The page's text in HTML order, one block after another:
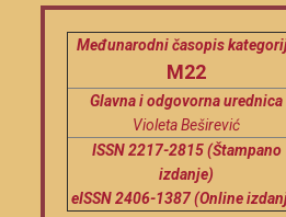
Međunarodni časopis
M22
Glavna i odgovorna urednica
Violeta Beširević
ISSN 2217-2815 (Štampano
izdanje)
eISSN 2406-1387 (Online